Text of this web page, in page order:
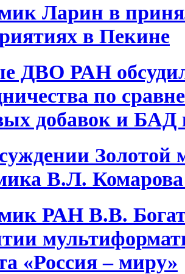
Ларин в
в Пекине
ДВО РАН
по
добавок и БАД
В.Л. Комарова
РАН В.В.
«Россия – миру»